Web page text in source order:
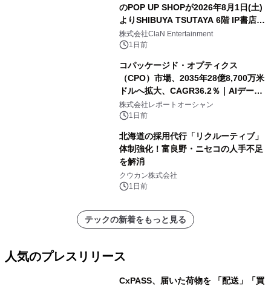
のPOP UP SHOPが2026年8月1日(土)
よりSHIBUYA TSUTAYA 6階 IP書店で
開催決定！！
株式会社ClaN Entertainment
1日前
コパッケージド・オプティクス
（CPO）市場、2035年28億8,700万米
ドルへ拡大、CAGR36.2％｜AIデータ
センター・高速光通信需要が成長を加
速
株式会社レポートオーシャン
1日前
北海道の採用代行「リクルーティブ」
体制強化！富良野・ニセコの人手不足
を解消
クウカン株式会社
1日前
テックの新着をもっと見る
人気のプレスリリース
CxPASS、届いた荷物を 「配送」「買